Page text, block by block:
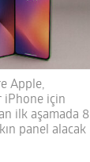
Apple,
iPhone için
ilk aşamada 8
panel alacak